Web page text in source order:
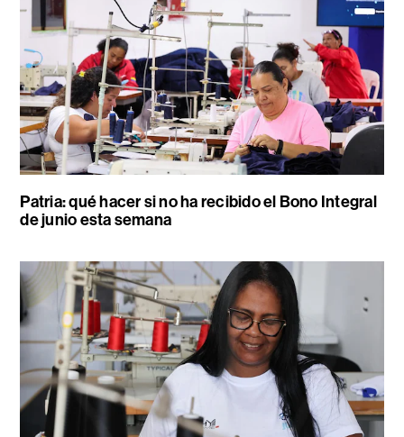
Patria: qué hacer si no ha recibido el Bono Integral
de junio esta semana